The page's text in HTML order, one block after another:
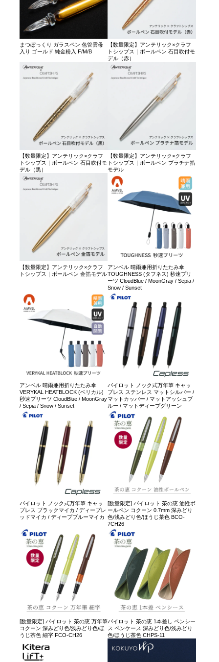
まつぼっくり ガラスペン 色管雲母
入り ゴールド 純金粉入 F/M/B
【数量限定】アンテリック×クラフ
トシップス｜ボールペン 石目吹付モ
デル（赤）
【数量限定】アンテリック×クラフ
トシップス｜ボールペン 石目吹付モ
デル（黒）
【数量限定】アンテリック×クラフ
トシップス｜ボールペン プラチナ箔
モデル
【数量限定】アンテリック×クラフ
トシップス｜ボールペン 金箔モデル
アンベル 晴雨兼用折りたたみ傘
TOUGHNESS (タフネス) 秒速プリ
ーツ CloudBlue / MoonGray / Sepia /
Snow / Sunset
アンベル 晴雨兼用折りたたみ傘
VERYKAL HEATBLOCK (ベリカル)
秒速プリーツ CloudBlue / MoonGray
/ Sepia / Snow / Sunset
パイロット ノック式万年筆 キャッ
プレス ステンレス マットシルバー /
マットカッパー / マットアッシュブ
ルー / マットディープグリーン
パイロット ノック式万年筆 キャッ
プレス ブラックマイカ / ディープレ
ッドマイカ / ディープブルーマイカ
[数量限定] パイロット 茶の恵 油性ボ
ールペン コクーン 0.7mm 深みどり
色/浅みどり色/ほうじ茶色 BCO-
7CH26
[数量限定] パイロット 茶の恵 万年筆
コクーン 深みどり色/浅みどり色/ほ
うじ茶色 細字 FCO-CH26
パイロット 茶の恵 1本差し ペンシー
ス ペンケース 深みどり色/浅みどり
色/ほうじ茶色 CHPS-11